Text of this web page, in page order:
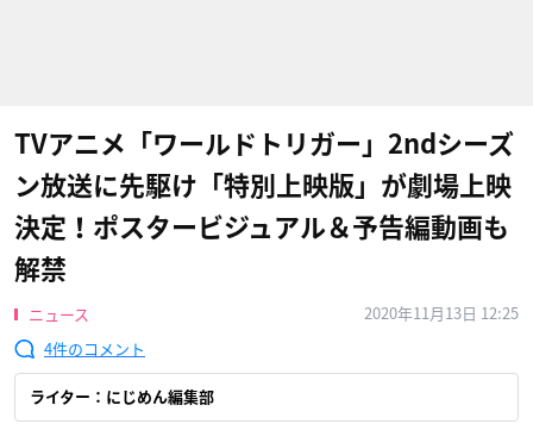
TVアニメ「ワールドトリガー」2ndシーズ
ン放送に先駆け「特別上映版」が劇場上映
決定！ポスタービジュアル＆予告編動画も
解禁
ニュース
2020年11月13日 12:25
4
ライター：にじめん編集部